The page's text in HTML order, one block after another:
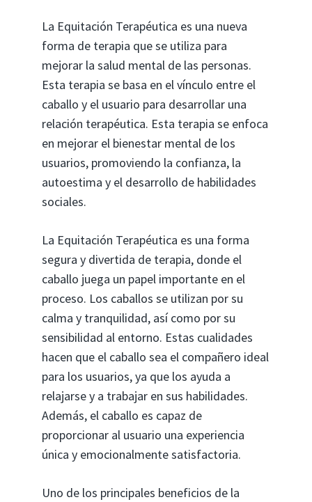
La Equitación Terapéutica es una nueva
forma de terapia que se utiliza para
mejorar la salud mental de las personas.
Esta terapia se basa en el vínculo entre el
caballo y el usuario para desarrollar una
relación terapéutica. Esta terapia se enfoca
en mejorar el bienestar mental de los
usuarios, promoviendo la confianza, la
autoestima y el desarrollo de habilidades
sociales.
La Equitación Terapéutica es una forma
segura y divertida de terapia, donde el
caballo juega un papel importante en el
proceso. Los caballos se utilizan por su
calma y tranquilidad, así como por su
sensibilidad al entorno. Estas cualidades
hacen que el caballo sea el compañero ideal
para los usuarios, ya que los ayuda a
relajarse y a trabajar en sus habilidades.
Además, el caballo es capaz de
proporcionar al usuario una experiencia
única y emocionalmente satisfactoria.
Uno de los principales beneficios de la